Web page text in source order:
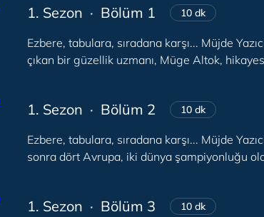
1. Sezon · Bölüm 1 10 dk
Ezbere, tabulara, sıradana karşı... Müjde
çıkan bir güzellik uzmanı, Müge Altok,
1. Sezon · Bölüm 2 10 dk
Ezbere, tabulara, sıradana karşı... Müjde
sonra dört Avrupa, iki dünya şampiyonluğu
1. Sezon · Bölüm 3 10 dk